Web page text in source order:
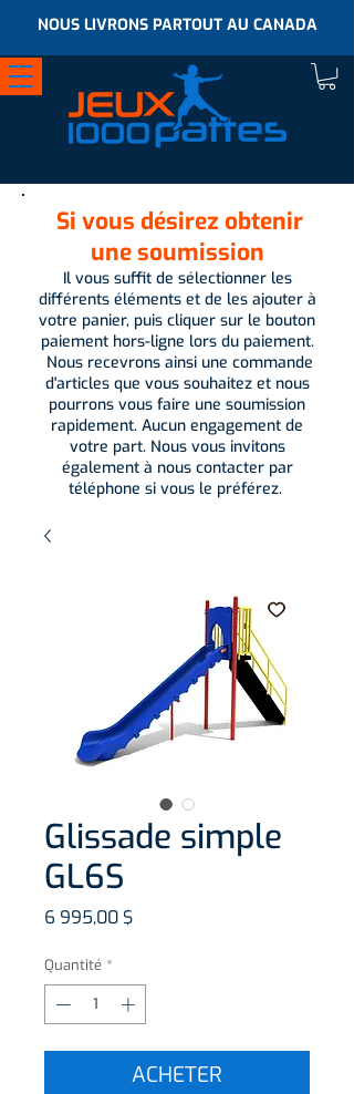
NOUS LIVRONS PARTOUT AU CANADA
Si vous désirez obtenir
une soumission
Il vous suffit de sélectionner les
différents éléments et de les ajouter à
votre panier, puis cliquer sur le bouton
paiement hors-ligne lors du paiement.
Nous recevrons ainsi une commande
d'articles que vous souhaitez et nous
pourrons vous faire une soumission
rapidement. Aucun engagement de
votre part. Nous vous invitons
également à nous contacter par
téléphone si vous le préférez.
Glissade simple
GL6S
6 995,00 $
Quantité *
ACHETER